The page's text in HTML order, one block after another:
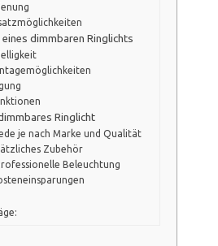
dimmbaren Ringlichts
Ringlicht
je nach Marke und Qualität
Zubehör
Beleuchtung